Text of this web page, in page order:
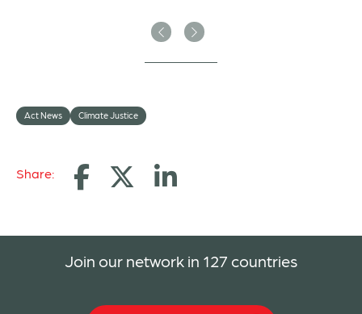
Previous
Next
Act News Climate Justice
Share:
Join our network in 127 countries